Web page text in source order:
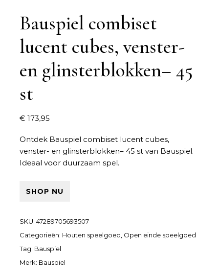
Bauspiel combiset
lucent cubes, venster-
en glinsterblokken– 45
st
€ 173,95
Ontdek Bauspiel combiset lucent cubes,
venster- en glinsterblokken– 45 st van Bauspiel.
Ideaal voor duurzaam spel.
SHOP NU
SKU: 47289705693507
Categorieën: Houten speelgoed Open einde speelgoed
Tag: Bauspiel
Merk: Bauspiel